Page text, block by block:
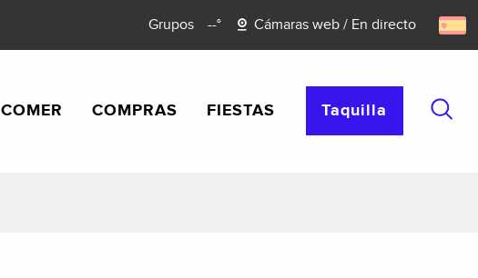
Grupos --° Cámaras web / En directo
COMER COMPRAS FIESTAS Taquilla